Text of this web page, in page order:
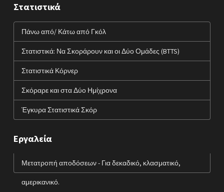
Στατιστικά
Πάνω από/ Κάτω από Γκόλ
Στατιστικά: Να Σκοράρουν και οι Δύο Ομάδες (BTTS)
Στατιστικά Κόρνερ
Σκόραρε και στα Δύο Ημίχρονα
Έγκυρα Στατιστικά Σκόρ
Εργαλεία
Μετατροπή αποδόσεων - Για δεκαδικό, κλασματικό,
αμερικανικό.